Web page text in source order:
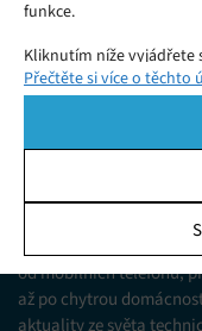
funkce.
Kliknutím níže vyjádřete
podrobnější rozhodnutí.
pomocí přepínačů v
Spravovat souhlas ve
Ukládání a/nebo
publiku
různých zdrojů.
Přečtěte si více o těchto
Jsme web zajímající se
od mobilních telefonů,
až po chytrou
aktuality ze světa